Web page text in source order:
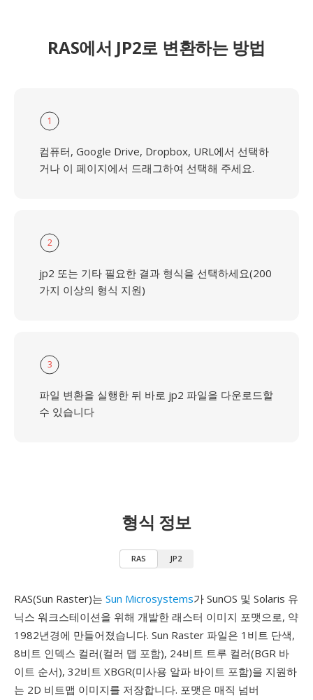
RAS에서 JP2로 변환하는 방법
1
컴퓨터, Google Drive, Dropbox, URL에서 선택하
거나 이 페이지에서 드래그하여 선택해 주세요.
2
jp2 또는 기타 필요한 결과 형식을 선택하세요(200
가지 이상의 형식 지원)
3
파일 변환을 실행한 뒤 바로 jp2 파일을 다운로드할
수 있습니다
형식 정보
RAS JP2
RAS(Sun Raster)는 Sun Microsystems가 SunOS 및 Solaris 유
닉스 워크스테이션을 위해 개발한 래스터 이미지 포맷으로, 약
1982년경에 만들어졌습니다. Sun Raster 파일은 1비트 단색,
8비트 인덱스 컬러(컬러 맵 포함), 24비트 트루 컬러(BGR 바
이트 순서), 32비트 XBGR(미사용 알파 바이트 포함)을 지원하
는 2D 비트맵 이미지를 저장합니다. 포맷은 매직 넘버